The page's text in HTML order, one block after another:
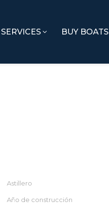
SERVICES BUY BOATS
Astillero
Año de construcción